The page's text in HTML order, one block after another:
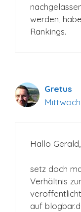
werden,
Rankings.
Gretus
Hallo Gerald,
setz doch
Verhältnis
auf